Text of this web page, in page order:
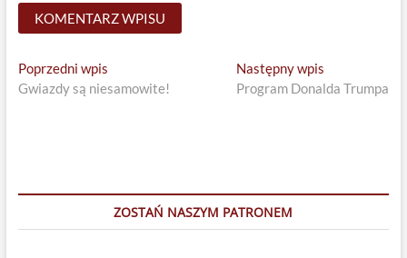
Nawigacja
wpisu
Poprzedni wpisPrevious
post:
Gwiazdy są niesamowite!
Następny wpis
post:
Program Donalda Trumpa
ZOSTAŃ NASZYM PATRONEM